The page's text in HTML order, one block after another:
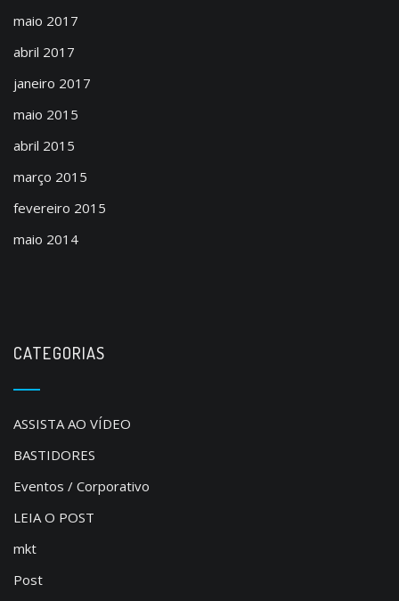
maio 2017
abril 2017
janeiro 2017
maio 2015
abril 2015
março 2015
fevereiro 2015
maio 2014
CATEGORIAS
ASSISTA AO VÍDEO
BASTIDORES
Eventos / Corporativo
LEIA O POST
mkt
Post